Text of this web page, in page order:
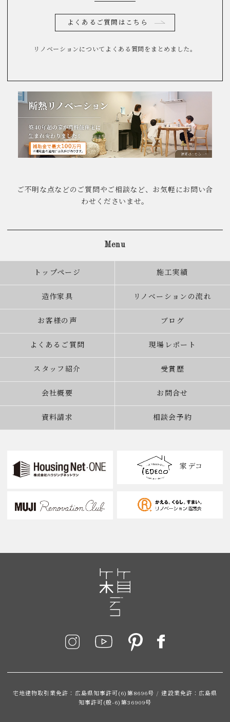
よくあるご質問はこちら
リノベーションについてよくある質問をまとめました。
ご不明な点などのご質問やご相談など、お気軽にお問い合
わせくださいませ。
Menu
トップページ 施工実績
造作家具 リノベーションの流れ
お客様の声 ブログ
よくあるご質問 現場レポート
スタッフ紹介 受賞歴
会社概要 お問合せ
資料請求 相談会予約
家デコ
宅地建物取引業免許：広島県知事許可(6)第8696号 / 建設業免許：広島県
知事許可(般-6)第36909号